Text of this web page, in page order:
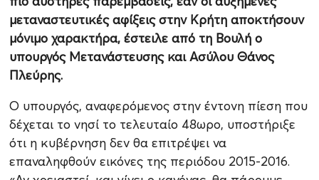
μεταναστευτικές αφίξεις στην Κρήτη αποκτήσουν
μόνιμο χαρακτήρα, έστειλε από τη Βουλή ο
υπουργός Μετανάστευσης και Ασύλου Θάνος
Πλεύρης.
Ο υπουργός, αναφερόμενος στην έντονη πίεση που
δέχεται το νησί το τελευταίο 48ωρο, υποστήριξε
ότι η κυβέρνηση δεν θα επιτρέψει να
επαναληφθούν εικόνες της περιόδου 2015-2016.